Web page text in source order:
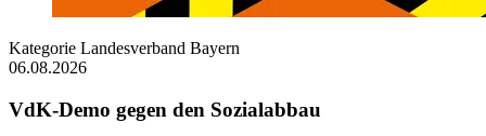
Kategorie Landesverband Bayern
06.08.2026
VdK-Demo gegen den Sozialabbau